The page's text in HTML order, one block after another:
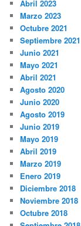
Abril 2023
Marzo 2023
Octubre 2021
Septiembre 2021
Junio 2021
Mayo 2021
Abril 2021
Agosto 2020
Junio 2020
Agosto 2019
Junio 2019
Mayo 2019
Abril 2019
Marzo 2019
Enero 2019
Diciembre 2018
Noviembre 2018
Octubre 2018